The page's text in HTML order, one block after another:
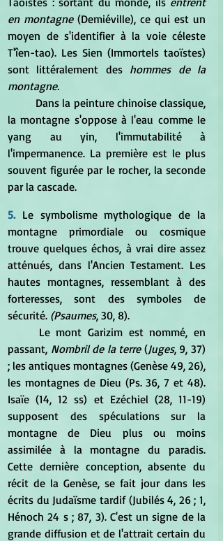
en montagne (Demiéville), ce qui est un
moyen de s'identifier à la voie céleste
T'îen-tao). Les Sien (Immortels taoïstes)
sont littéralement des hommes de la
montagne.
la montagne s'oppose à l'eau comme le
yang au yin, l'immutabilité à
l'impermanence. La première est le plus
souvent figurée par le rocher, la seconde
par la cascade.
5. Le symbolisme mythologique de la
montagne primordiale ou cosmique
trouve quelques échos, à vrai dire assez
atténués, dans l'Ancien Testament. Les
hautes montagnes, ressemblant à des
forteresses, sont des symboles de
sécurité. (Psaumes, 30, 8).
passant, Nombril de la terre (Juges, 9, 37)
; les antiques montagnes (Genèse 49, 26),
les montagnes de Dieu (Ps. 36, 7 et 48).
Isaïe (14, 12 ss) et Ezéchiel (28, 11-19)
supposent des spéculations sur la
montagne de Dieu plus ou moins
assimilée à la montagne du paradis.
Cette dernière conception, absente du
récit de la Genèse, se fait jour dans les
écrits du Judaïsme tardif (Jubilés 4, 26 ; 1,
Hénoch 24 s ; 87, 3). C'est un signe de la
grande diffusion et de l'attrait certain du